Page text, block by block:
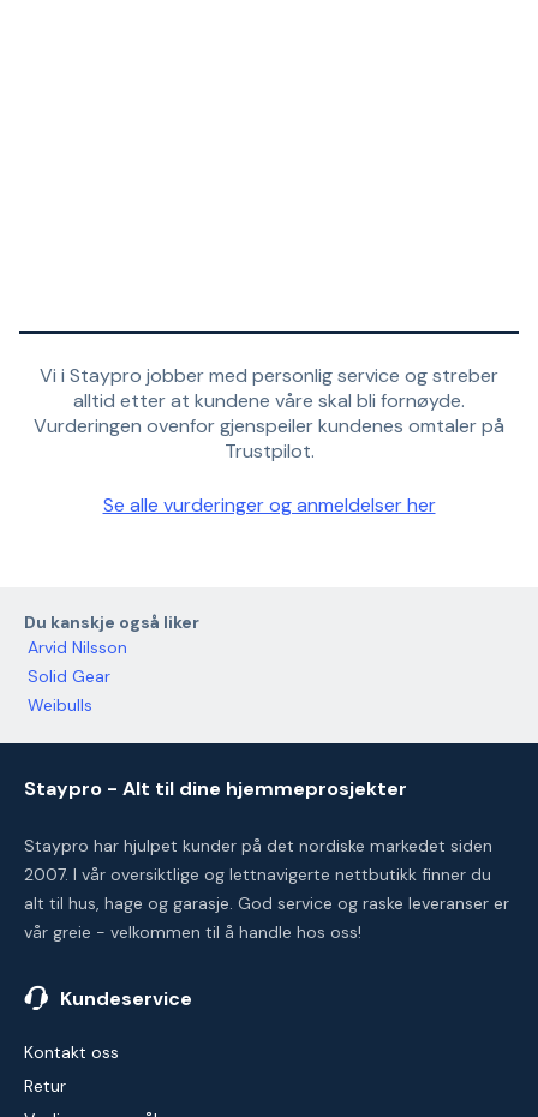
Vi i Staypro jobber med personlig service og streber
alltid etter at kundene våre skal bli fornøyde.
Vurderingen ovenfor gjenspeiler kundenes omtaler på
Trustpilot.
Se alle vurderinger og anmeldelser her
Du kanskje også liker
Arvid Nilsson
Solid Gear
Weibulls
Staypro - Alt til dine hjemmeprosjekter
Staypro har hjulpet kunder på det nordiske markedet siden
2007. I vår oversiktlige og lettnavigerte nettbutikk finner du
alt til hus, hage og garasje. God service og raske leveranser er
vår greie - velkommen til å handle hos oss!
Kundeservice
Kontakt oss
Retur